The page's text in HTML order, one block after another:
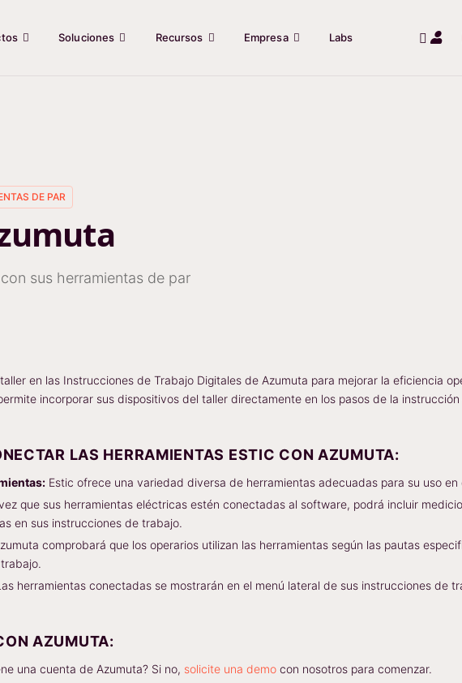
Soluciones Recursos Empresa Labs
DE PAR
sus herramientas de par
en las Instrucciones de Trabajo Digitales de Azumuta para mejorar la eficiencia
incorporar sus dispositivos del taller directamente en los pasos de la
LAS HERRAMIENTAS ESTIC CON AZUMUTA:
Estic ofrece una variedad diversa de herramientas adecuadas para su uso en
que sus herramientas eléctricas estén conectadas al software, podrá incluir
en sus instrucciones de trabajo.
comprobará que los operarios utilizan las herramientas según las pautas
herramientas conectadas se mostrarán en el menú lateral de sus instrucciones de
AZUMUTA:
una cuenta de Azumuta? Si no, solicite una demo con nosotros para comenzar.